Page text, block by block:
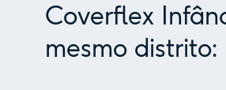
Coverflex
mesmo distrito: